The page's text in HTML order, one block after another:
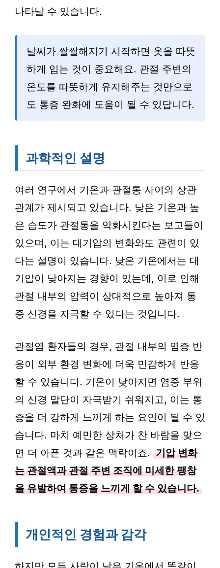
나타날 수 있습니다.
날씨가 쌀쌀해지기 시작하면 옷을 따뜻
하게 입는 것이 중요해요. 관절 주변의
온도를 따뜻하게 유지해주는 것만으로
도 통증 완화에 도움이 될 수 있답니다.
과학적인 설명
여러 연구에서 기온과 관절통 사이의 상관
관계가 제시되고 있습니다. 낮은 기온과 높
은 습도가 관절통을 악화시킨다는 보고들이
있으며, 이는 대기압의 변화와도 관련이 있
다는 설명이 있습니다. 낮은 기온에서는 대
기압이 낮아지는 경향이 있는데, 이로 인해
관절 내부의 압력이 상대적으로 높아져 통
증 신경을 자극할 수 있다는 것입니다.
관절염 환자들의 경우, 관절 내부의 염증 반
응이 외부 환경 변화에 더욱 민감하게 반응
할 수 있습니다. 기온이 낮아지면 염증 부위
의 신경 말단이 자극받기 쉬워지고, 이는 통
증을 더 강하게 느끼게 하는 요인이 될 수 있
습니다. 마치 예민한 상처가 찬 바람을 맞으
면 더 아픈 것과 같은 맥락이죠. 기압 변화
는 관절액과 관절 주변 조직에 미세한 팽창
을 유발하여 통증을 느끼게 할 수 있습니다.
개인적인 경험과 감각